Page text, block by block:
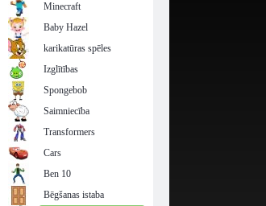
Minecraft
Baby Hazel
karikatūras spēles
Izglītības
Spongebob
Saimniecība
Transformers
Cars
Ben 10
Bēgšanas istaba